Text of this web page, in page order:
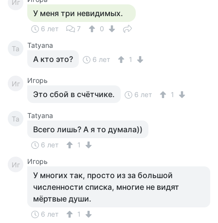
Иг
У меня три невидимых.
6 лет 7 0
Ta Tatyana
А кто это? 6 лет 1
Иг Игорь
Это сбой в счётчике. 6 лет 1
Ta Tatyana
Всего лишь? А я то думала))
6 лет 1
Иг Игорь
У многих так, просто из за большой
численности списка, многие не видят
мёртвые души.
6 лет 1